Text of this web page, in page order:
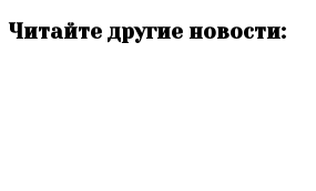
Читайте другие новости: